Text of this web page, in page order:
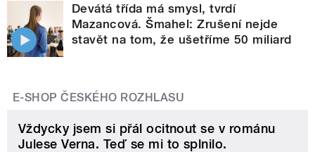
Devátá třída má smysl, tvrdí
Mazancová. Šmahel: Zrušení nejde
stavět na tom, že ušetříme 50 miliard
E-SHOP ČESKÉHO ROZHLASU
Vždycky jsem si přál ocitnout se v románu
Julese Verna. Teď se mi to splnilo.